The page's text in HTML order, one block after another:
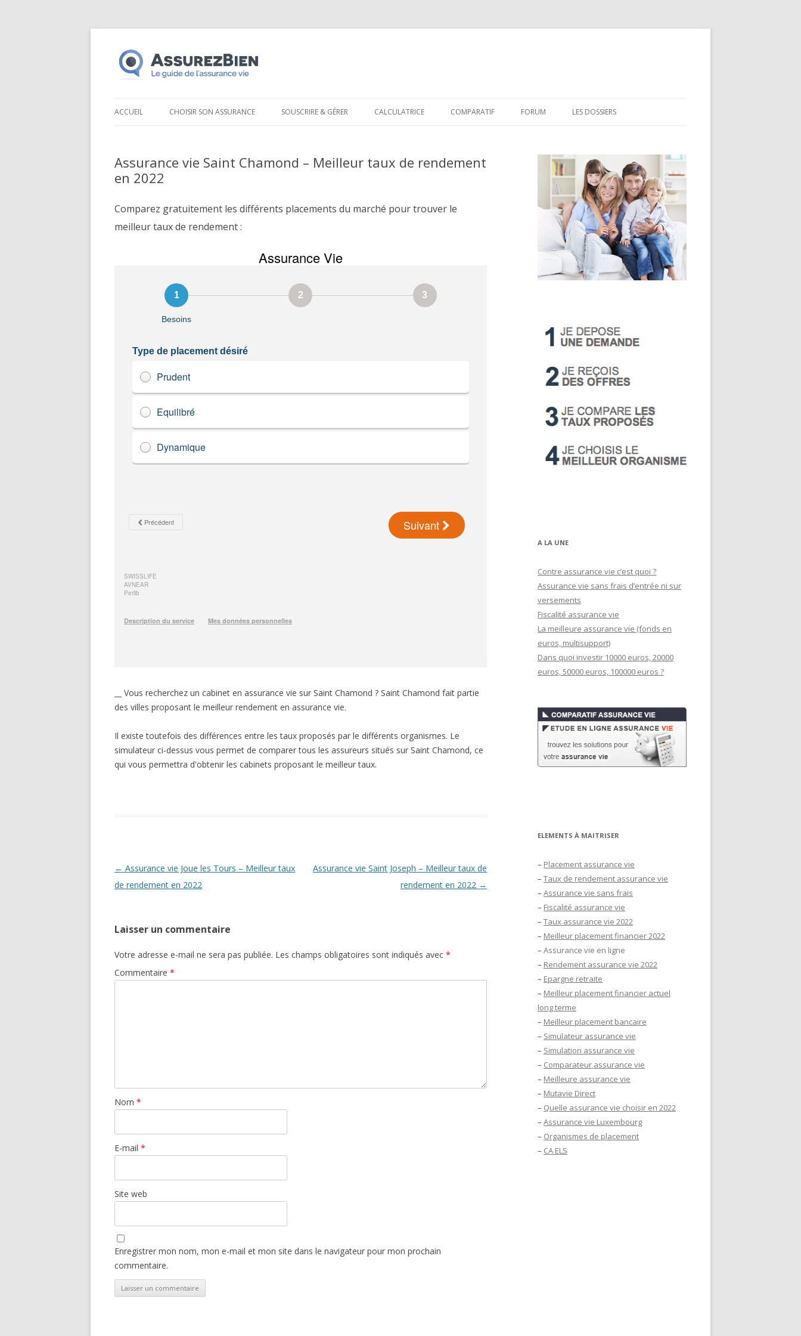
au
ACCUEIL CHOISIR SON ASSURANCE SOUSCRIRE & GÉRER CALCULATRICE COMPARATIF FORUM LES DOSSIERS
CODEVI
COMPTE À TERME
CSL
LDD
LEP
PEL
PERP
Assurance vie Saint Chamond – Meilleur taux de rendement
en 2022
Comparez gratuitement les différents placements du marché pour trouver le
meilleur taux de rendement :
__ Vous recherchez un cabinet en assurance vie sur Saint Chamond ? Saint Chamond fait partie
des villes proposant le meilleur rendement en assurance vie.
Il existe toutefois des différences entre les taux proposés par le différents organismes. Le
simulateur ci-dessus vous permet de comparer tous les assureurs situés sur Saint Chamond, ce
qui vous permettra d'obtenir les cabinets proposant le meilleur taux.
Navigation
des
← Assurance vie Joue les Tours – Meilleur taux
de rendement en 2022
Assurance vie Saint Joseph – Meilleur taux de
rendement en 2022 →
Laisser un commentaire
Votre adresse e-mail ne sera pas publiée. Les champs obligatoires sont indiqués avec *
Commentaire *
Nom *
E-mail *
Site web
Enregistrer mon nom, mon e-mail et mon site dans le navigateur pour mon prochain
commentaire.
A LA UNE
Contre assurance vie c’est quoi ?
Assurance vie sans frais d’entrée ni sur
versements
Fiscalité assurance vie
La meilleure assurance vie (fonds en
euros, multisupport)
Dans quoi investir 10000 euros, 20000
euros, 50000 euros, 100000 euros ?
ELEMENTS À MAITRISER
– Placement assurance vie
– Taux de rendement assurance vie
– Assurance vie sans frais
– Fiscalité assurance vie
– Taux assurance vie 2022
– Meilleur placement financier 2022
– Assurance vie en ligne
– Rendement assurance vie 2022
– Epargne retraite
– Meilleur placement financier actuel
long terme
– Meilleur placement bancaire
– Simulateur assurance vie
– Simulation assurance vie
– Comparateur assurance vie
– Meilleure assurance vie
– Mutavie Direct
– Quelle assurance vie choisir en 2022
– Assurance vie Luxembourg
– Organismes de placement
– CA ELS